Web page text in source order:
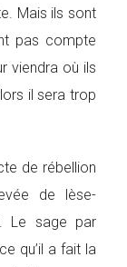
Mais ils sont
pas compte
viendra où ils
il sera trop
de rébellion
de lèse-
Le sage par
qu’il a fait la